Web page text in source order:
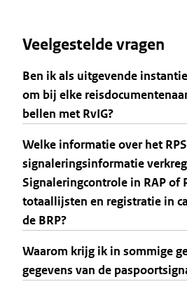
Veelgestelde vragen
Ben ik als uitgevende
om bij elke
bellen met RvIG?
Welke informatie over het
signaleringsinformatie
Signaleringcontrole in RAP of
totaallijsten en registratie in
de BRP?
Waarom krijg ik in sommige
gegevens van de